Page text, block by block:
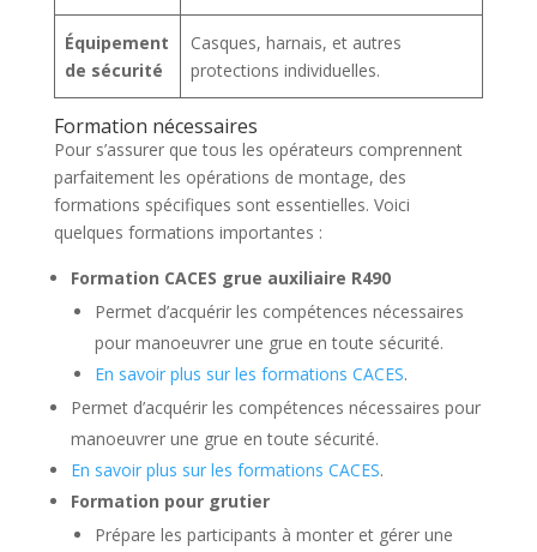
Équipement
de sécurité
Casques, harnais, et autres
protections individuelles.
Formation nécessaires
Pour s’assurer que tous les opérateurs comprennent
parfaitement les opérations de montage, des
formations spécifiques sont essentielles. Voici
quelques formations importantes :
Formation CACES grue auxiliaire R490
Permet d’acquérir les compétences nécessaires
pour manoeuvrer une grue en toute sécurité.
En savoir plus sur les formations CACES.
Permet d’acquérir les compétences nécessaires pour
manoeuvrer une grue en toute sécurité.
En savoir plus sur les formations CACES.
Formation pour grutier
Prépare les participants à monter et gérer une